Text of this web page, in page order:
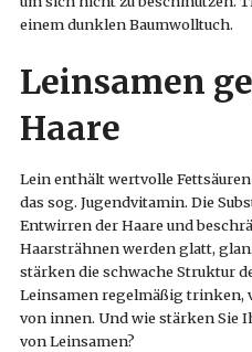
einem dunklen Baumwolltuch.
Leinsamen
Haare
Lein enthält wertvolle
das sog. Jugendvitamin. Die
Entwirren der Haare und
Haarsträhnen werden glatt,
stärken die schwache Struktur
Leinsamen regelmäßig trinken,
von innen. Und wie stärken Sie
von Leinsamen?